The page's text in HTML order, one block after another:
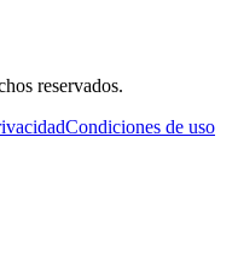
reservados.
Condiciones de uso